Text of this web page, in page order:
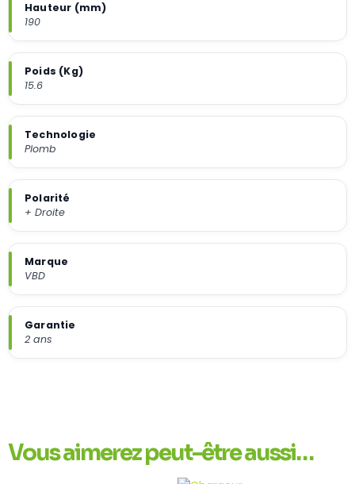
Vous aimerez peut-être aussi…
Hauteur (mm)
190
Poids (Kg)
15.6
Technologie
Plomb
Polarité
+ Droite
Marque
VBD
Garantie
2 ans